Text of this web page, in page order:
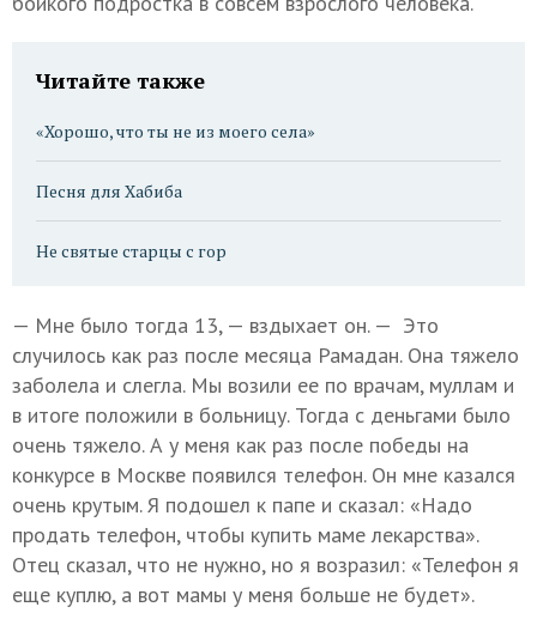
Читайте также
«Хорошо, что ты не из моего села»
Песня для Хабиба
Не святые старцы с гор
— Мне было тогда 13, — вздыхает он. — Это
случилось как раз после месяца Рамадан. Она тяжело
заболела и слегла. Мы возили ее по врачам, муллам и
в итоге положили в больницу. Тогда с деньгами было
очень тяжело. А у меня как раз после победы на
конкурсе в Москве появился телефон. Он мне казался
очень крутым. Я подошел к папе и сказал: «Надо
продать телефон, чтобы купить маме лекарства».
Отец сказал, что не нужно, но я возразил: «Телефон я
еще куплю, а вот мамы у меня больше не будет».